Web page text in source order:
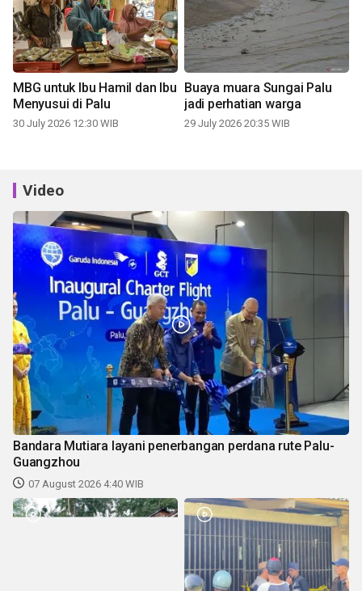
MBG untuk Ibu Hamil dan Ibu
Menyusui di Palu
30 July 2026 12:30 WIB
Buaya muara Sungai Palu
jadi perhatian warga
29 July 2026 20:35 WIB
Video
Bandara Mutiara layani penerbangan perdana rute Palu-
Guangzhou
07 August 2026 4:40 WIB